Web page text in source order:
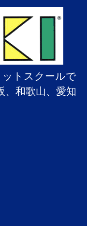
トスクールで
、和歌山、愛知